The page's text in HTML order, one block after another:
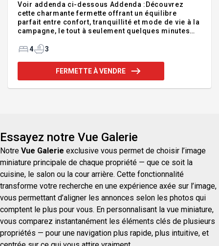
Voir addenda ci-dessous Addenda :Découvrez
cette charmante fermette offrant un équilibre
parfait entre confort, tranquillité et mode de vie à la
campagne, le tout à seulement quelques minutes
minutes de l'autoroute 20, cette propriété
arrivée par son environnement paisible, sa vue sur
la rivière et ses nombreuses possibilités. La
4 3
FERMETTE À VENDRE
Essayez notre Vue Galerie
Notre Vue Galerie exclusive vous permet de choisir l’image
miniature principale de chaque propriété — que ce soit la
cuisine, le salon ou la cour arrière. Cette fonctionnalité
transforme votre recherche en une expérience axée sur l’image,
vous permettant d’aligner les annonces selon les photos qui
comptent le plus pour vous. En personnalisant la vue miniature,
vous comparez instantanément les éléments clés de plusieurs
propriétés — pour une navigation plus rapide, plus intuitive, et